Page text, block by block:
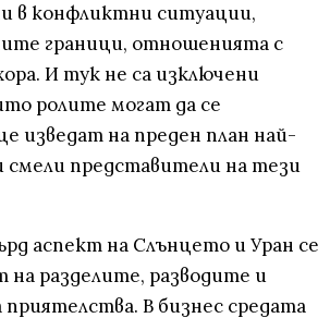
в конфликтни ситуации,
граници, отношенията с
И тук не са изключени
ролите могат да се
изведат на преден план най-
представители на тези
аспект на Слънцето и Уран се
на разделите, разводите и
приятелства. В бизнес средата